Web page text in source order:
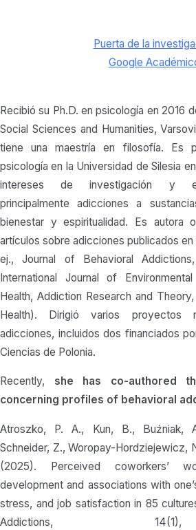
Puerta de la
Google
Recibió su Ph.D. en psicología en 2016
Social Sciences and Humanities,
tiene una maestría en filosofía. Es
psicología en la Universidad de Silesia
intereses de investigación y
principalmente adicciones a
bienestar y espiritualidad. Es autora
artículos sobre adicciones publicados
ej., Journal of Behavioral
International Journal of
Health, Addiction Research and
Health). Dirigió varios proyectos
adicciones, incluidos dos financiados
Ciencias de Polonia.
Recently, she has co-authored
concerning profiles of behavioral
Atroszko, P. A., Kun, B., Buźniak,
Schneider, Z., Woropay-Hordziejewicz,
(2025). Perceived coworkers’
development and associations with
stress, and job satisfaction in 85
Addictions,